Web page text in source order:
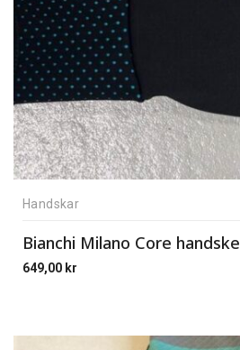
Handskar
Bianchi Milano Core handske
649,00 kr